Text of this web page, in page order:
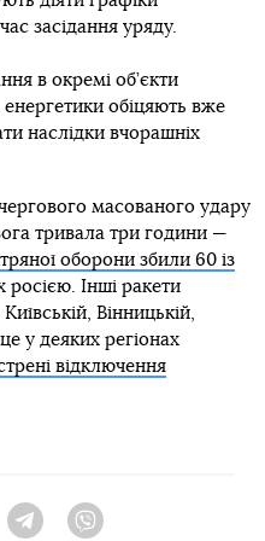
засідання уряду.
в окремі об’єкти
енергетики обіцяють вже
наслідки вчорашніх
масованого удару
тривала три години —
оборони збили 60 із
Інші ракети
Вінницькій,
у деяких регіонах
відключення
Telegram